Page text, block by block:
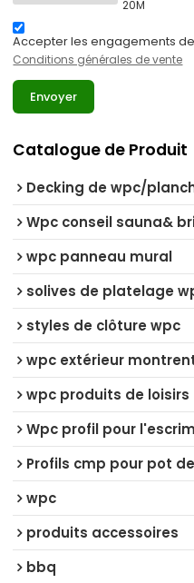
20M
Accepter les engagements
Conditions générales de vente
Envoyer
Catalogue de Produit
Decking de wpc/
Wpc conseil sauna&
wpc panneau mural
solives de platelage
styles de clôture wpc
wpc extérieur
wpc produits de loisirs
Wpc profil pour
Profils cmp pour pot
wpc
produits accessoires
bbq